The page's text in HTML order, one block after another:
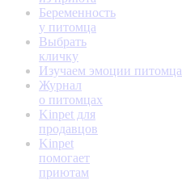
Беременность
у питомца
Выбрать
кличку
Изучаем эмоции питомца
Журнал
о питомцах
Kinpet для
продавцов
Kinpet
помогает
приютам